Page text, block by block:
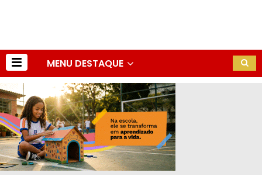
MENU DESTAQUE